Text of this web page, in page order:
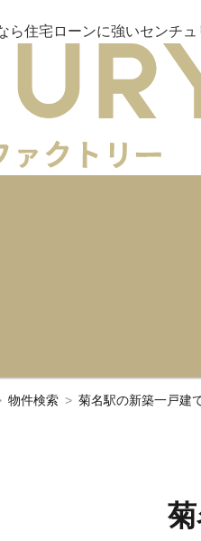
ら住宅ローンに強いセンチ
物件検索 菊名駅の新築一戸建